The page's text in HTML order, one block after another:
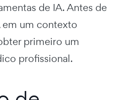
de IA. Antes de
em um contexto
primeiro um
profissional.